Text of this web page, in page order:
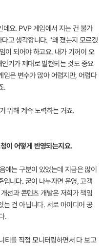
데요. PVP 게임에서 지는 건 불가
고 생각합니다. "왜 졌는지 모르겠
이 되어야 하고요. 내가 기꺼이 오
기가 제대로 발현되는 것도 중요
임은 변수가 많아 어렵지만, 어렵다
.
위해 계속 노력하는 거죠.
이 어떻게 반영되는지요.
에는 구분이 있었는데 지금은 많이
입니다. 굳이 나누자면 운영, 고객
선과 콘텐츠 개발은 저희가 책임
는 건 아닙니다. 서로 아이디어 공
.
티를 직접 모니터링하면서 다 보고